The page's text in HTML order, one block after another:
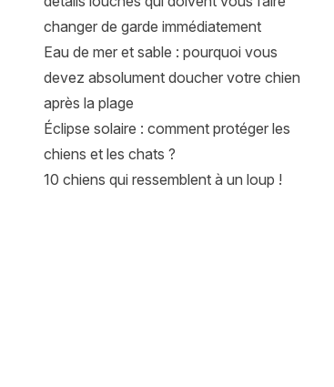
changer de garde immédiatement
Eau de mer et sable : pourquoi vous
devez absolument doucher votre chien
après la plage
Éclipse solaire : comment protéger les
chiens et les chats ?
10 chiens qui ressemblent à un loup !